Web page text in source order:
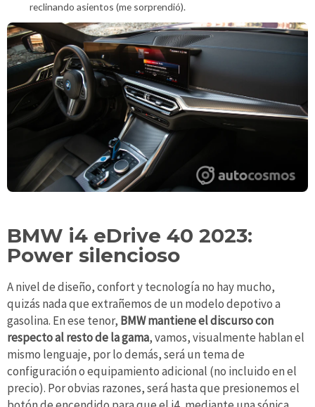
reclinando asientos (me sorprendió).
BMW i4 eDrive 40 2023:
Power silencioso
A nivel de diseño, confort y tecnología no hay mucho,
quizás nada que extrañemos de un modelo depotivo a
gasolina. En ese tenor, BMW mantiene el discurso con
respecto al resto de la gama, vamos, visualmente hablan el
mismo lenguaje, por lo demás, será un tema de
configuración o equipamiento adicional (no incluido en el
precio). Por obvias razones, será hasta que presionemos el